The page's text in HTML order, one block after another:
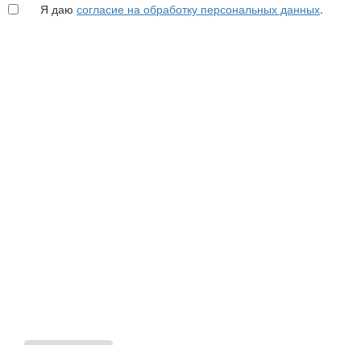
Я даю согласие на обработку персональных данных.